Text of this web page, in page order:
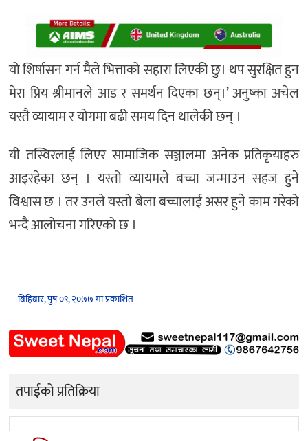
यो शिर्षासन गर्न मैले भित्ताको सहारा लिएकी छु। थप सुरक्षित हुन
मेरा प्रिय श्रीमानले आड र समर्थन दिएका छन्।’ अनुष्का अचेल
यस्तै व्यायाम र योगमा बढी समय दिन थालेकी छन् ।
यी तस्विरलाई लिएर सामाजिक सञ्जालमा अनेक प्रतिकृयाहरु
आइरहेका छन् । यस्तो व्यायमले बच्चा जन्माउन सहज हुने
विश्वास छ । तर उनले यस्तो बेला बच्चालाई असर हुने काम गरेको
भन्दै आलोचना गरिएको छ ।
बिहिबार, पुष ०९, २०७७ मा प्रकाशित
तपाईको प्रतिक्रिया